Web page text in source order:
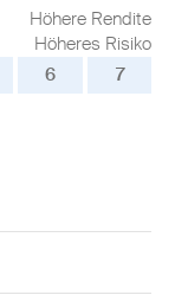
Höhere Rendite
Höheres Risiko
6 7